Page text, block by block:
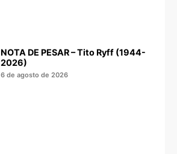
NOTA DE PESAR – Tito Ryff (1944-
2026)
6 de agosto de 2026